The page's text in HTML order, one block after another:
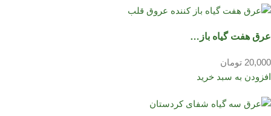
عرق هفت گیاه باز…
20,000 تومان
افزودن به سبد خرید